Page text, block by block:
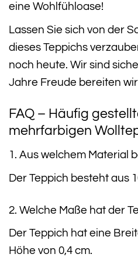
eine Wohlfühloase!
Lassen Sie sich von der
dieses Teppichs
noch heute. Wir sind
Jahre Freude bereiten
FAQ – Häufig
mehrfarbigen
1. Aus welchem Material
Der Teppich besteht aus
2. Welche Maße hat der
Der Teppich hat eine
Höhe von 0,4 cm.